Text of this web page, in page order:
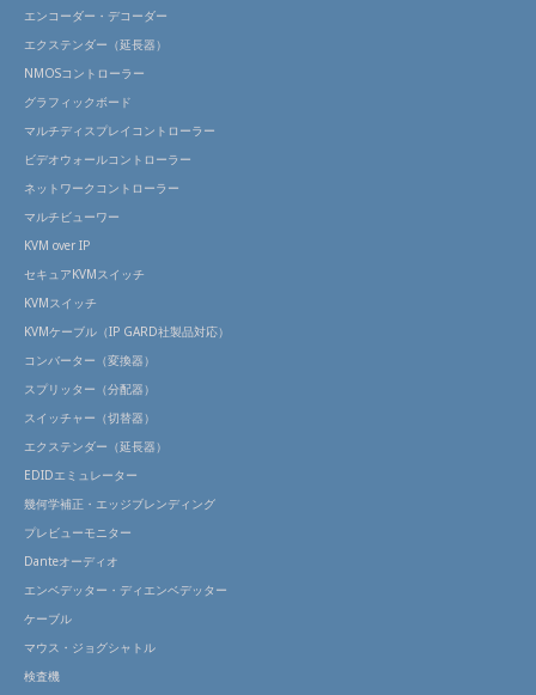
エンコーダー・デコーダー
エクステンダー（延長器）
NMOSコントローラー
グラフィックボード
マルチディスプレイコントローラー
ビデオウォールコントローラー
ネットワークコントローラー
マルチビューワー
KVM over IP
セキュアKVMスイッチ
KVMスイッチ
KVMケーブル（IP GARD社製品対応）
コンバーター（変換器）
スプリッター（分配器）
スイッチャー（切替器）
エクステンダー（延長器）
EDIDエミュレーター
幾何学補正・エッジブレンディング
プレビューモニター
Danteオーディオ
エンベデッター・ディエンベデッター
ケーブル
マウス・ジョグシャトル
検査機